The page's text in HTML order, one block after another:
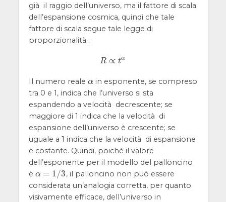
già il raggio dell’universo, ma il fattore di scala
dell’espansione cosmica, quindi che tale
fattore di scala segue tale legge di
proporzionalità :
R ∝ tα
R∝t α
Il numero reale α
α in esponente, se compreso
tra 0 e 1, indica che l’universo si sta
espandendo a velocità decrescente; se
maggiore di 1 indica che la velocità di
espansione dell’universo è crescente; se
uguale a 1 indica che la velocità di espansione
è costante. Quindi, poichè il valore
dell’esponente per il modello del palloncino
è α = 1/3
α= 1/3
, il palloncino non può essere
considerata un’analogia corretta, per quanto
visivamente efficace, dell’universo in